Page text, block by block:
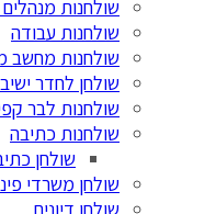
שולחנות מנהלים
שולחנות עבודה
שולחנות מחשב
שולחן לחדר
שולחנות לבר
שולחנות כתיבה
שולחן
שולחן משרדי